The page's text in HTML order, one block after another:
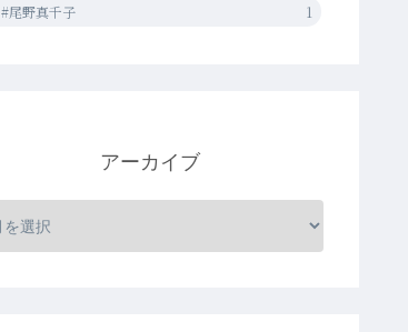
#尾野真千子
1
アーカイブ